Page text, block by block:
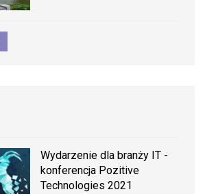
Wydarzenie dla branży IT -
konferencja Pozitive
Technologies 2021